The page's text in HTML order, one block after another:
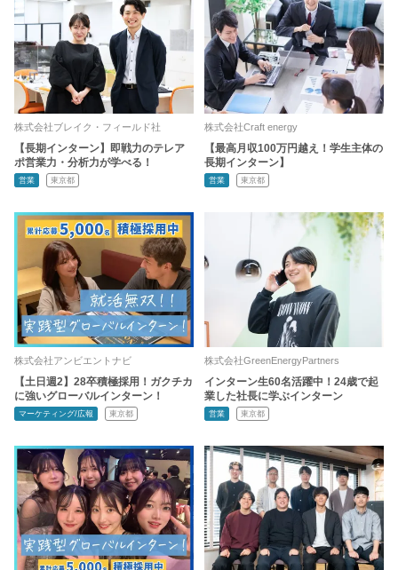
株式会社ブレイク・フィールド社
【長期インターン】即戦力のテレア
ポ営業力・分析力が学べる！
営業 東京都
株式会社Craft energy
【最高月収100万円越え！学生主体の
長期インターン】
営業 東京都
株式会社アンビエントナビ
【土日週2】28卒積極採用！ガクチカ
に強いグローバルインターン！
マーケティング/広報 東京都
株式会社GreenEnergyPartners
インターン生60名活躍中！24歳で起
業した社長に学ぶインターン
営業 東京都